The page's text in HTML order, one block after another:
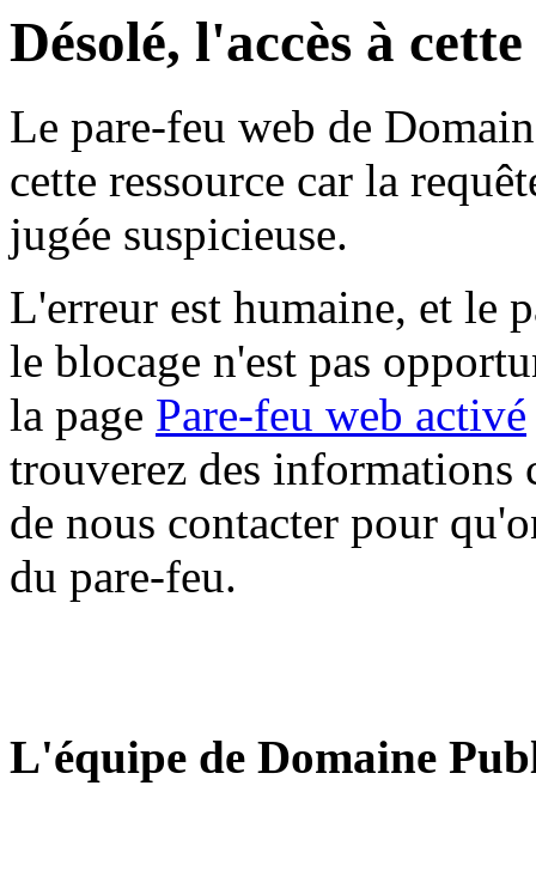
Désolé, l'accès à
Le pare-feu web de
cette ressource car la
jugée suspicieuse.
L'erreur est humaine, et le
le blocage n'est pas
la page Pare-feu web activé
trouverez des informations
de nous contacter pour
du pare-feu.
L'équipe de Domaine